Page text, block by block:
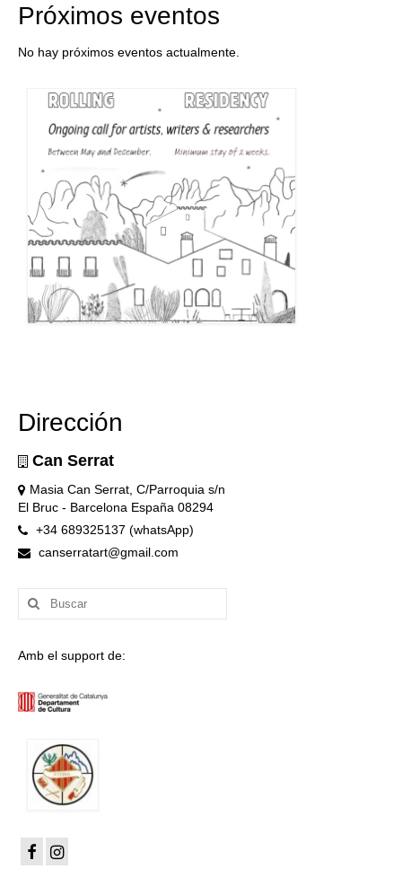
Próximos eventos
No hay próximos eventos actualmente.
Dirección
Can Serrat
Masia Can Serrat, C/Parroquia s/n
El Bruc - Barcelona España 08294
+34 689325137 (whatsApp)
canserratart@gmail.com
Buscar
por:
Amb el support de: